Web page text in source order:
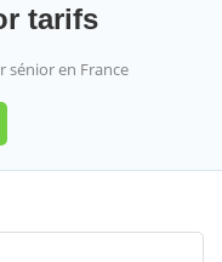
tarifs
sénior en France